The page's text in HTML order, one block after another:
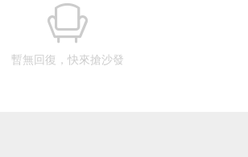
暫無回復，快來搶沙發